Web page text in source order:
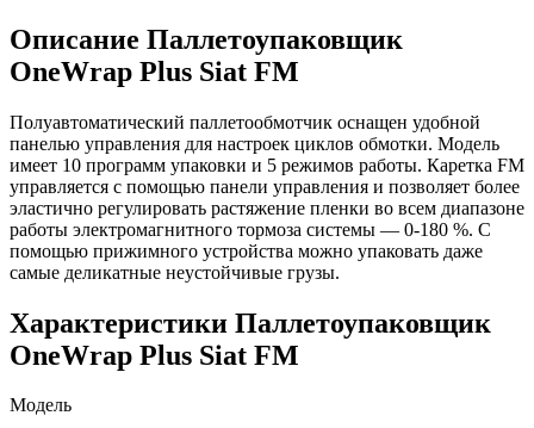
Описание Паллетоупаковщик
OneWrap Plus Siat FM
Полуавтоматический паллетообмотчик оснащен удобной
панелью управления для настроек циклов обмотки. Модель
имеет 10 программ упаковки и 5 режимов работы. Каретка FM
управляется с помощью панели управления и позволяет более
эластично регулировать растяжение пленки во всем диапазоне
работы электромагнитного тормоза системы — 0-180 %. С
помощью прижимного устройства можно упаковать даже
самые деликатные неустойчивые грузы.
Характеристики Паллетоупаковщик
OneWrap Plus Siat FM
Модель